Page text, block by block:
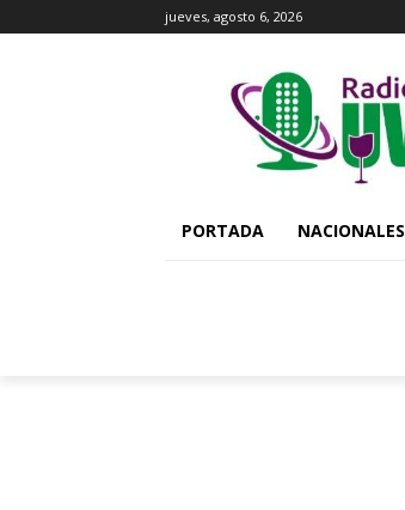
jueves, agosto 6, 2026
PORTADA NACIONALES